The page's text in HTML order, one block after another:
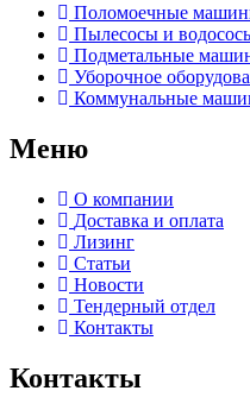
Поломоечные
Пылесосы и
Подметальные
Уборочное
Коммунальные
Меню
О компании
Доставка и оплата
Лизинг
Статьи
Новости
Тендерный отдел
Контакты
Контакты